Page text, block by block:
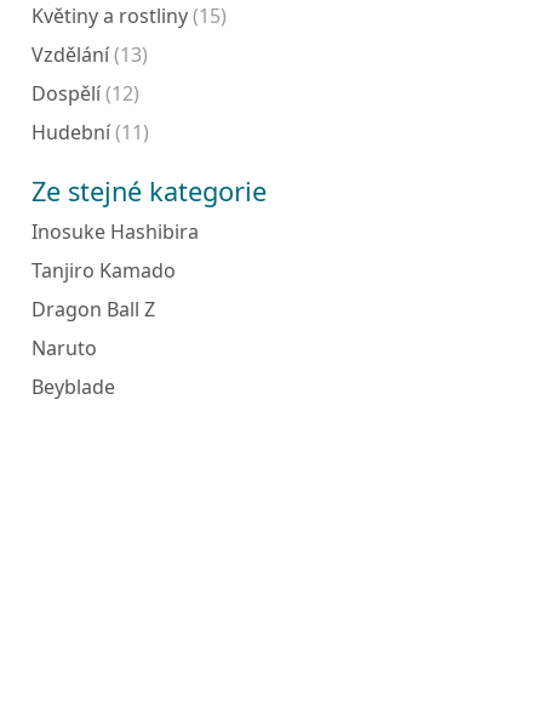
Květiny a rostliny(15)
Vzdělání(13)
Dospělí(12)
Hudební(11)
Ze stejné kategorie
Inosuke Hashibira
Tanjiro Kamado
Dragon Ball Z
Naruto
Beyblade